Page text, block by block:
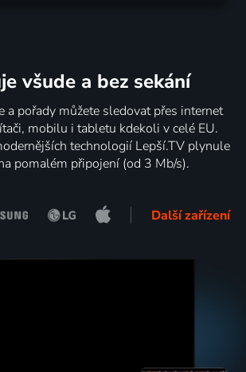
všude a bez sekání
a pořady můžete sledovat přes internet
mobilu i tabletu kdekoli v celé EU.
technologií Lepší.TV plynule
pomalém připojení (od 3 Mb/s).
Další zařízení